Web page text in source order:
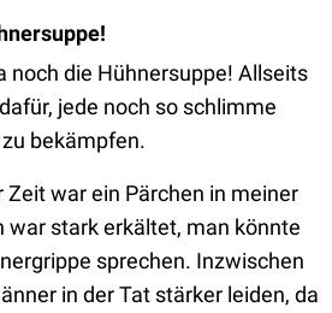
noch die Hühnersuppe! Allseits
jede noch so schlimme
bekämpfen.
Zeit war ein Pärchen in meiner
war stark erkältet, man könnte
sprechen. Inzwischen
in der Tat stärker leiden, da